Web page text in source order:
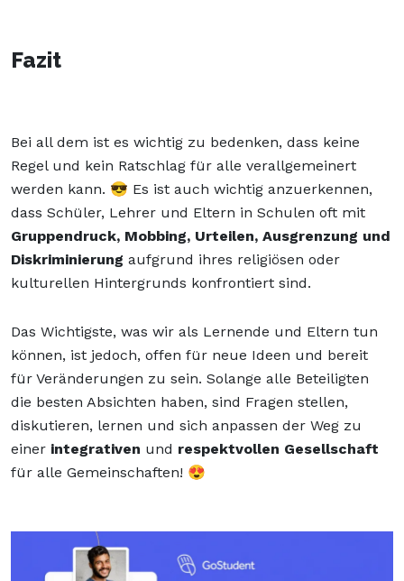
Fazit
Bei all dem ist es wichtig zu bedenken, dass keine
Regel und kein Ratschlag für alle verallgemeinert
werden kann. 😎 Es ist auch wichtig anzuerkennen,
dass Schüler, Lehrer und Eltern in Schulen oft mit
Gruppendruck, Mobbing, Urteilen, Ausgrenzung und
Diskriminierung aufgrund ihres religiösen oder
kulturellen Hintergrunds konfrontiert sind.
Das Wichtigste, was wir als Lernende und Eltern tun
können, ist jedoch, offen für neue Ideen und bereit
für Veränderungen zu sein. Solange alle Beteiligten
die besten Absichten haben, sind Fragen stellen,
diskutieren, lernen und sich anpassen der Weg zu
einer integrativen und respektvollen Gesellschaft
für alle Gemeinschaften! 😍